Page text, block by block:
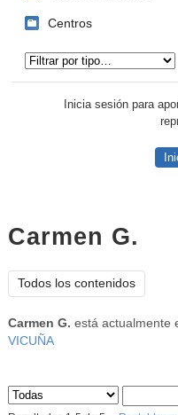
Centros
Inicia sesión para
Carmen G.
Todos los contenidos
Carmen G. está actualmente
VICUÑA
Sus archivos